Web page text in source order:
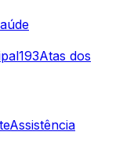
193Atas dos
Assistência